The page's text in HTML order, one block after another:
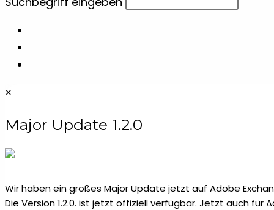
durchsuchen
×
Major Update 1.2.0
Wir haben ein großes Major Update jetzt auf Adobe
Die Version 1.2.0. ist jetzt offiziell verfügbar. Jetzt auch für